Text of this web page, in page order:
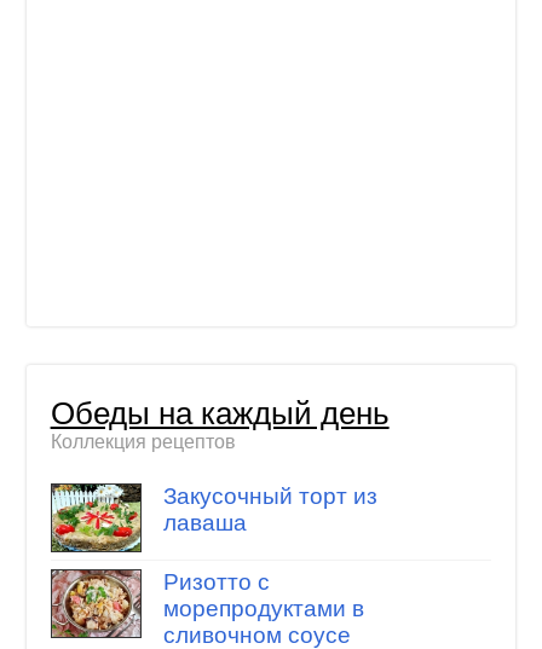
Обеды на каждый день
Коллекция рецептов
Закусочный торт из
лаваша
Ризотто с
морепродуктами в
сливочном соусе